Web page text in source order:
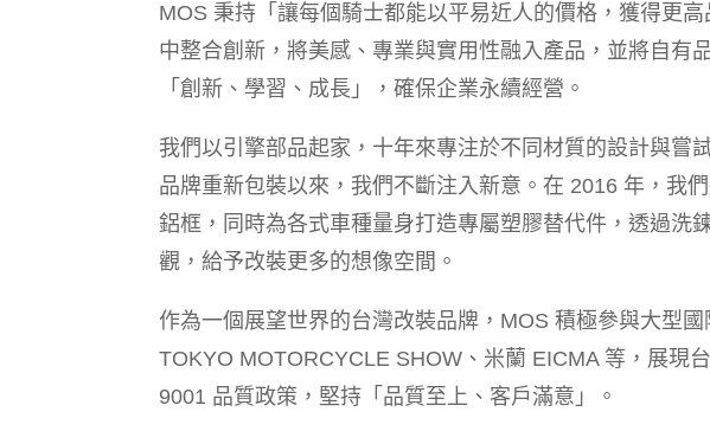
MOS 秉持「讓每個騎士都能以平易近人的價格，獲得更
中整合創新，將美感、專業與實用性融入產品，並將自有
「創新、學習、成長」，確保企業永續經營。
我們以引擎部品起家，十年來專注於不同材質的設計與嘗
品牌重新包裝以來，我們不斷注入新意。在 2016 年，我
鋁框，同時為各式車種量身打造專屬塑膠替代件，透過洗
觀，給予改裝更多的想像空間。
作為一個展望世界的台灣改裝品牌，MOS 積極參與大型
TOKYO MOTORCYCLE SHOW、米蘭 EICMA 等，展現
9001 品質政策，堅持「品質至上、客戶滿意」。